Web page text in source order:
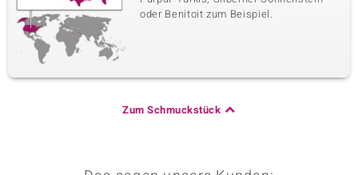
oder Benitoit zum Beispiel.
Zum Schmuckstück